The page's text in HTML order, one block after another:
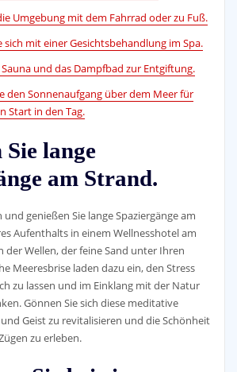
Umgebung mit dem Fahrrad oder zu Fuß.
sich mit einer Gesichtsbehandlung im Spa.
und das Dampfbad zur Entgiftung.
den Sonnenaufgang über dem Meer für
Start in den Tag.
Sie lange
am Strand.
und genießen Sie lange Spaziergänge am
Aufenthalts in einem Wellnesshotel am
der Wellen, der feine Sand unter Ihren
Meeresbrise laden dazu ein, den Stress
zu lassen und im Einklang mit der Natur
Gönnen Sie sich diese meditative
Geist zu revitalisieren und die Schönheit
zu erleben.